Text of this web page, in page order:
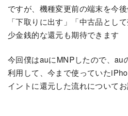
ですが、機種変更前の端末を今
「下取りに出す」「中古品とし
少金銭的な還元も期待できます
今回僕はauにMNPしたので、au
利用して、今まで使っていた
イントに還元した流れについて